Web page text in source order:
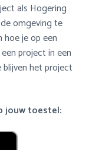
als Hogering
omgeving te
je op een
project in een
het project
jouw toestel: